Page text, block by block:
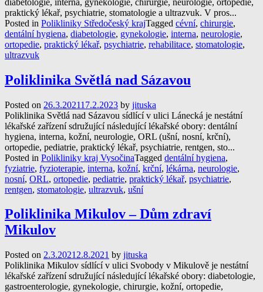
praktický lékař, psychiatrie, stomatologie a ultrazvuk. V pros...
Posted in Polikliniky Středočeský krajTagged cévní, chirurgie,
dentální hygiena, diabetologie, gynekologie, interna, neurologie,
ortopedie, praktický lékař, psychiatrie, rehabilitace, stomatologie,
ultrazvuk
Poliklinika Světlá nad Sázavou
Posted on 26.3.202117.2.2023 by jituska
Poliklinika Světlá nad Sázavou sídlící v ulici Lánecká je nestátní
lékařské zařízení sdružující následující lékařské obory: dentální
hygiena, interna, kožní, neurologie, ORL (ušní, nosní, krční),
ortopedie, pediatrie, praktický lékař, psychiatrie, rentgen, sto...
Posted in Polikliniky kraj VysočinaTagged dentální hygiena,
fyziatrie, fyzioterapie, interna, kožní, krční, lékárna, neurologie,
nosní, ORL, ortopedie, pediatrie, praktický lékař, psychiatrie,
rentgen, stomatologie, ultrazvuk, ušní
Poliklinika Mikulov – Dům zdraví
Mikulov
Posted on 2.3.2021 2.8.2021 by jituska
Poliklinika Mikulov sídlící v ulici Svobody v Mikulově je nestátní
lékařské zařízení sdružující následující lékařské obory: diabetologie,
gastroenterologie, gynekologie, chirurgie, kožní, ortopedie,